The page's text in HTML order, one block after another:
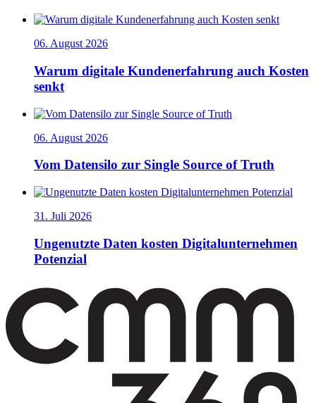
06. August 2026
Warum digitale Kundenerfahrung auch Kosten
senkt
06. August 2026
Vom Datensilo zur Single Source of Truth
31. Juli 2026
Ungenutzte Daten kosten Digitalunternehmen
Potenzial